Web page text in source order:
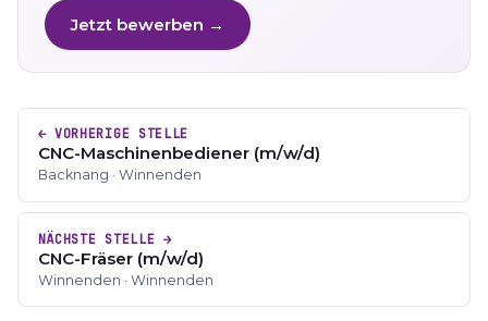
Jetzt bewerben →
← VORHERIGE STELLE
CNC-Maschinenbediener (m/w/d)
Backnang · Winnenden
NÄCHSTE STELLE →
CNC-Fräser (m/w/d)
Winnenden · Winnenden